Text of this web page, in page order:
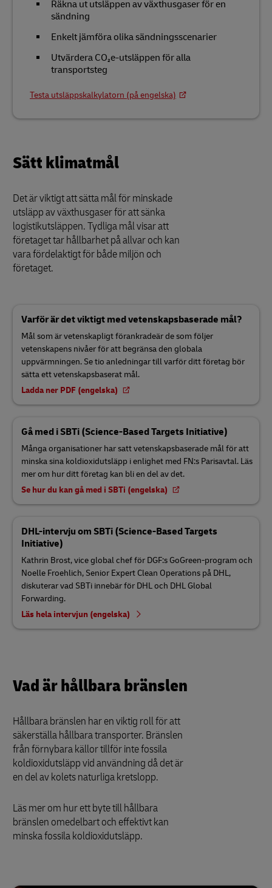
Räkna ut utsläppen av växthusgaser för en
sändning
Enkelt jämföra olika sändningsscenarier
Utvärdera CO₂e-utsläppen för alla
transportsteg
Testa utsläppskalkylatorn (på engelska)
Sätt klimatmål
Det är viktigt att sätta mål för minskade
utsläpp av växthusgaser för att sänka
logistikutsläppen. Tydliga mål visar att
företaget tar hållbarhet på allvar och kan
vara fördelaktigt för både miljön och
företaget.
Varför är det viktigt med vetenskapsbaserade mål?
Mål som är vetenskapligt förankradeär de som följer
vetenskapens nivåer för att begränsa den globala
uppvärmningen. Se tio anledningar till varför ditt företag bör
sätta ett vetenskapsbaserat mål.
Ladda ner PDF (engelska)
Gå med i SBTi (Science-Based Targets Initiative)
Många organisationer har satt vetenskapsbaserade mål för att
minska sina koldioxidutsläpp i enlighet med FN:s Parisavtal. Läs
mer om hur ditt företag kan bli en del av det.
Se hur du kan gå med i SBTi (engelska)
DHL-intervju om SBTi (Science-Based Targets
Initiative)
Kathrin Brost, vice global chef för DGF:s GoGreen-program och
Noelle Froehlich, Senior Expert Clean Operations på DHL,
diskuterar vad SBTi innebär för DHL och DHL Global
Forwarding.
Läs hela intervjun (engelska)
Vad är hållbara bränslen
Hållbara bränslen har en viktig roll för att
säkerställa hållbara transporter. Bränslen
från förnybara källor tillför inte fossila
koldioxidutsläpp vid användning då det är
en del av kolets naturliga kretslopp.
Läs mer om hur ett byte till hållbara
bränslen omedelbart och effektivt kan
minska fossila koldioxidutsläpp.